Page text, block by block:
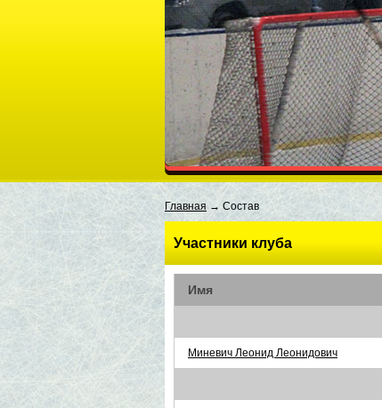
Главная → Состав
Участники клуба
Имя
Миневич Леонид Леонидович